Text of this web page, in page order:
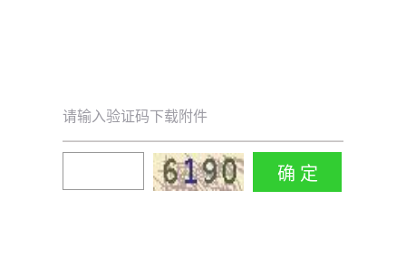
请输入验证码下载附件